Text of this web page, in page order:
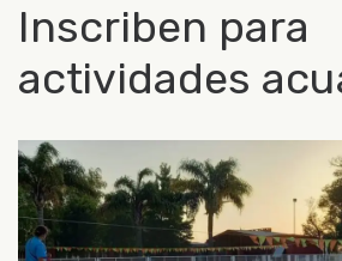
Inscriben para
actividades